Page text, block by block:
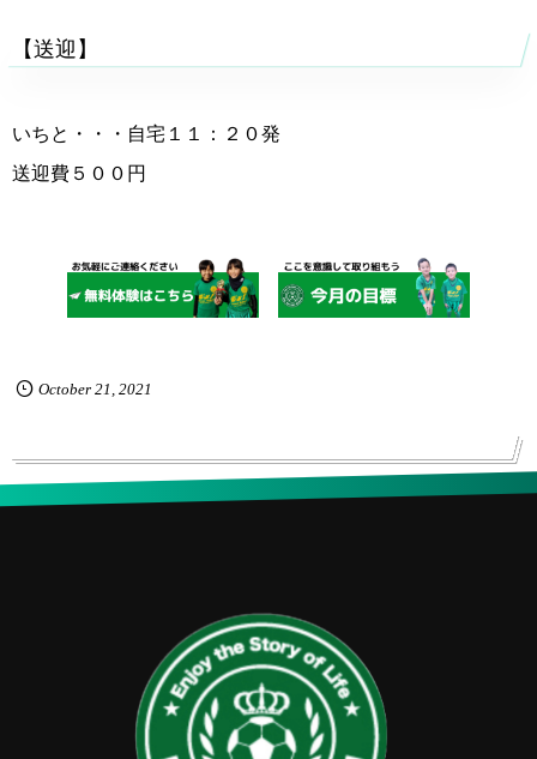
【送迎】
いちと・・・自宅１１：２０発
送迎費５００円
October 21 2021